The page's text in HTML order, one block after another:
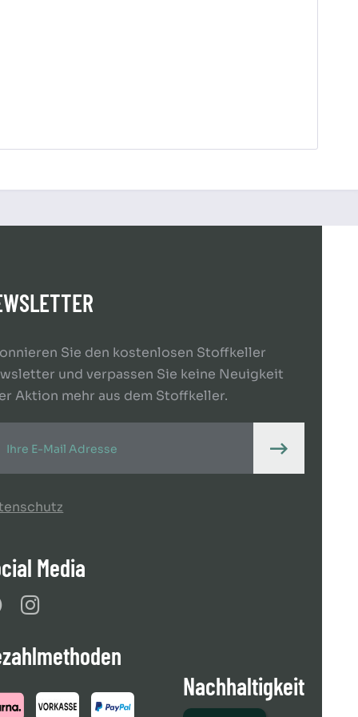
Sie den kostenlosen Stoffkeller
und verpassen Sie keine Neuigkeit
Aktion mehr aus dem Stoffkeller.
Media
Nachhaltigkeit